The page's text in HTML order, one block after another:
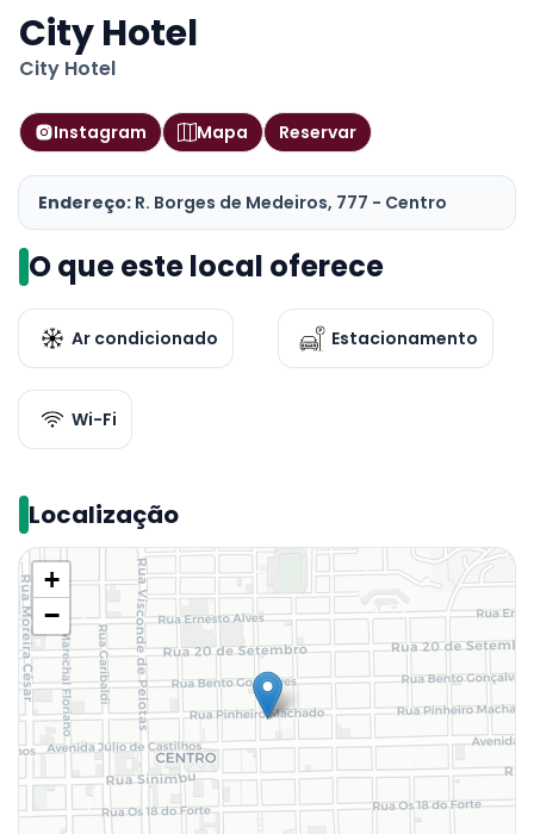
City Hotel
City Hotel
Instagram Mapa Reservar
Endereço: R. Borges de Medeiros, 777 - Centro
O que este local oferece
Ar condicionado Estacionamento
Wi-Fi
Localização
+
−